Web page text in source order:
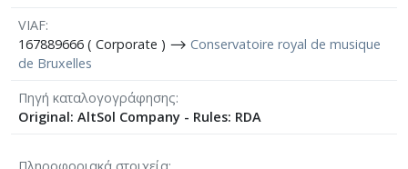
VIAF
167889666 ( Corporate ) ⟶ Conservatoire royal de musique
de Bruxelles
Πηγή καταλογογράφησης
Original: AltSol Company - Rules: RDA
Πληροφοριακά στοιχεία